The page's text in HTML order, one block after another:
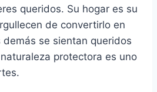
queridos. Su hogar es su
de convertirlo en
se sientan queridos
protectora es uno